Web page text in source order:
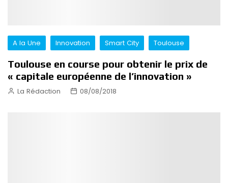
A la Une Innovation Smart City Toulouse
Toulouse en course pour obtenir le prix de
« capitale européenne de l’innovation »
La Rédaction 08/08/2018